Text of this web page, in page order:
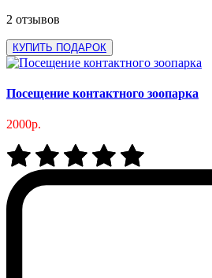
2 отзывов
КУПИТЬ ПОДАРОК
Посещение контактного зоопарка
2000р.